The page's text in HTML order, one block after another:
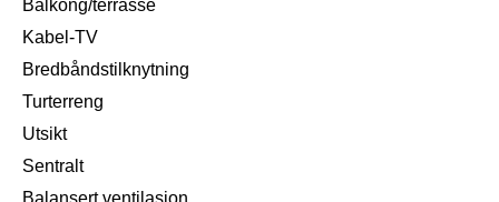
Balkong/terrasse
Kabel-TV
Bredbåndstilknytning
Turterreng
Utsikt
Sentralt
Balansert ventilasjon